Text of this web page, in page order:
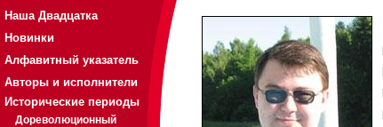
Наша Двадцатка
Новинки
Алфавитный указатель
Авторы и исполнители
Исторические периоды
Дореволюционный